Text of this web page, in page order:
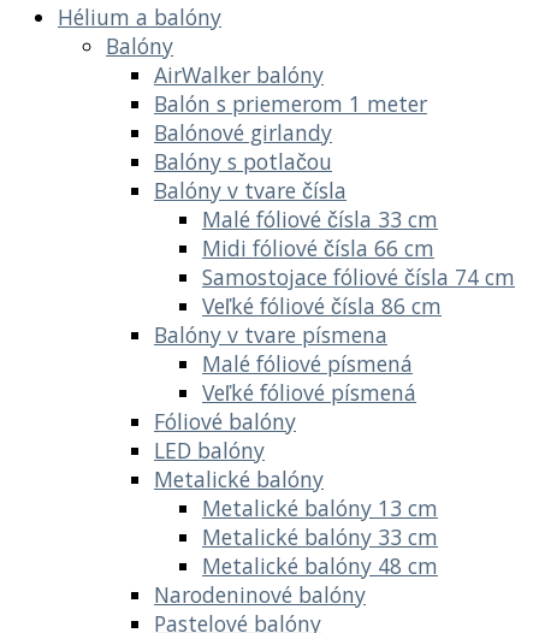
Hélium a balóny
Balóny
AirWalker balóny
Balón s priemerom 1 meter
Balónové girlandy
Balóny s potlačou
Balóny v tvare čísla
Malé fóliové čísla 33 cm
Midi fóliové čísla 66 cm
Samostojace fóliové čísla 74 cm
Veľké fóliové čísla 86 cm
Balóny v tvare písmena
Malé fóliové písmená
Veľké fóliové písmená
Fóliové balóny
LED balóny
Metalické balóny
Metalické balóny 13 cm
Metalické balóny 33 cm
Metalické balóny 48 cm
Narodeninové balóny
Pastelové balóny